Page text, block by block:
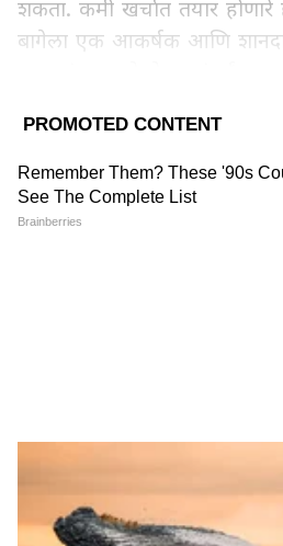
शकता. कमी खर्चात तयार
बागेला एक आकर्षक आणि
Add Asianetnews Marathi as a
Source
१. आर्टिफिशियल झाडं आणि
तुमची बाग लहान असो वा मोठी,